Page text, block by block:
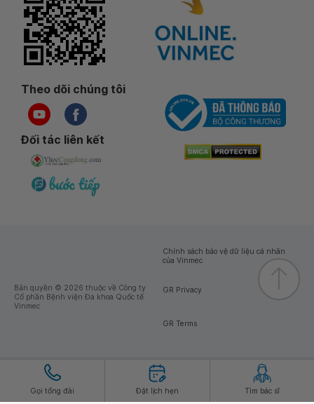
Gọi tổng đài Đặt lịch hẹn Tìm bác sĩ
Theo dõi chúng tôi
Đối tác liên kết
Bản quyền © 2026 thuộc về Công ty
Cổ phần Bệnh viện Đa khoa Quốc tế
Vinmec
Chính sách bảo vệ dữ liệu cá nhân
của Vinmec
GR Privacy
GR Terms